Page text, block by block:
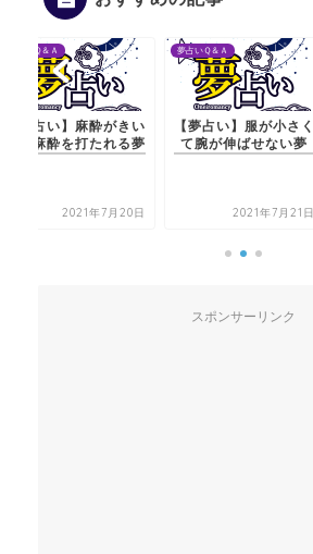
夢占いＱ＆Ａ
【夢占い】麻酔がきい
たり麻酔を打たれる夢
2021年7月20日
夢占いＱ＆Ａ
【夢占い】服が小さく
て腕が伸ばせない夢
2021年7月21日
スポンサーリンク